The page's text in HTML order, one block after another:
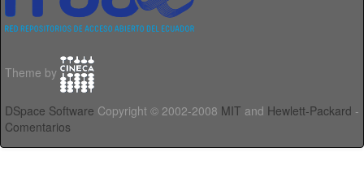
Theme by
DSpace Software Copyright © 2002-2008 MIT and Hewlett-Packard -
Comentarios